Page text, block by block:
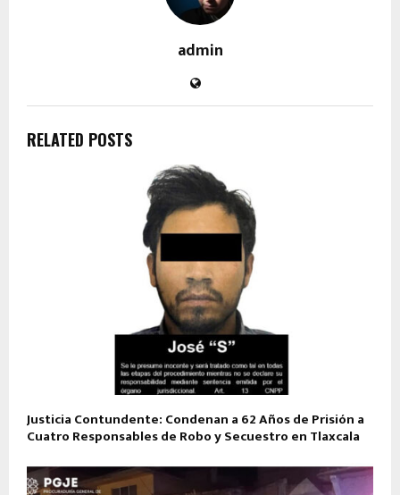
admin
RELATED POSTS
Justicia Contundente: Condenan a 62 Años de Prisión a
Cuatro Responsables de Robo y Secuestro en Tlaxcala